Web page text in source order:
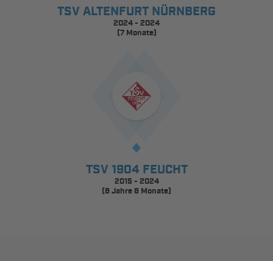
TSV ALTENFURT NÜRNBERG
2024 - 2024
(7 Monate)
TSV 1904 FEUCHT
2015 - 2024
(8 Jahre 6 Monate)